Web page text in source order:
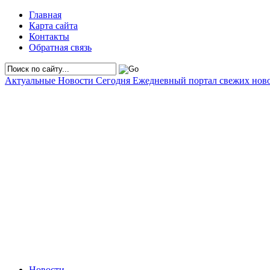
Главная
Карта сайта
Контакты
Обратная связь
Актуальные Новости Сегодня Ежедневный портал свежих